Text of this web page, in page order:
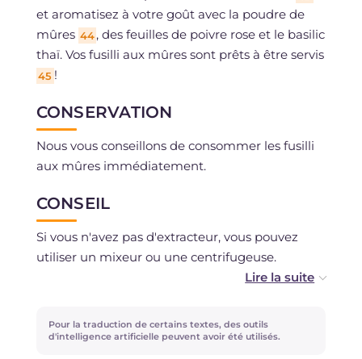
et aromatisez à votre goût avec la poudre de
mûres 44 , des feuilles de poivre rose et le basilic
thaï. Vos fusilli aux mûres sont prêts à être servis
45 !
CONSERVATION
Nous vous conseillons de consommer les fusilli
aux mûres immédiatement.
CONSEIL
Si vous n'avez pas d'extracteur, vous pouvez
utiliser un mixeur ou une centrifugeuse.
four à 60°C pendant 4/5 heures les résidus de
l'extracteur avant de les mixer, vous pouvez
Pour la traduction de certains textes, des outils
d'intelligence artificielle peuvent avoir été utilisés.